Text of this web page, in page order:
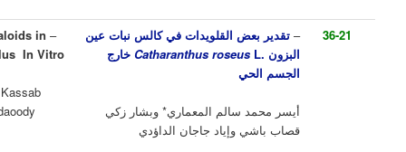
القلويدات في كالس نبات عين
Catharanthus خارج
سالم المعماري* وبشار زكي
وإياد جاجان الداؤدي
–
Determination of Some Alkaloids in
Catharanthus roseus L. Callus In Vitro
Aysar Almemary*, Bashar Z. Kassab
Bashi, and Ayad Chachan Aldaoody